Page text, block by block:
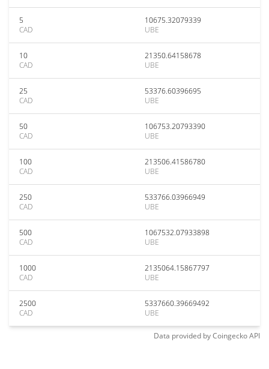
5
CAD
10675.32079339
UBE
10
CAD
21350.64158678
UBE
25
CAD
53376.60396695
UBE
50
CAD
106753.20793390
UBE
100
CAD
213506.41586780
UBE
250
CAD
533766.03966949
UBE
500
CAD
1067532.07933898
UBE
1000
CAD
2135064.15867797
UBE
2500
CAD
5337660.39669492
UBE
Data provided byCoingeckoAPI